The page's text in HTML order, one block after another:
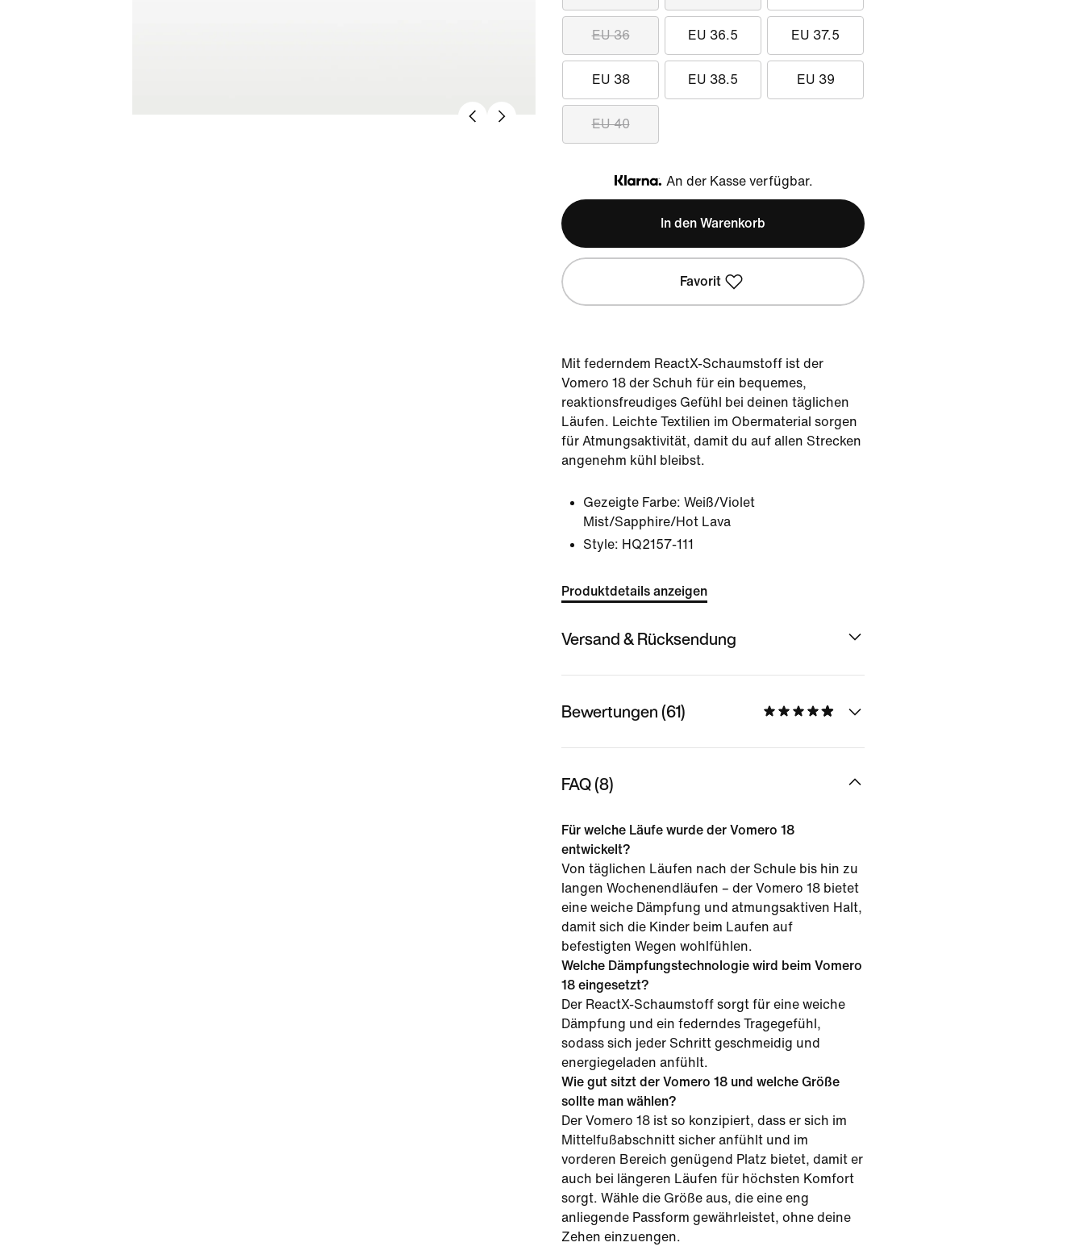
EU 36 EU 36.5 EU 37.5
EU 38 EU 38.5 EU 39
EU 40
Klarna
An der Kasse verfügbar.
In den Warenkorb
Favorit
Mit federndem ReactX-Schaumstoff ist der
Vomero 18 der Schuh für ein bequemes,
reaktionsfreudiges Gefühl bei deinen täglichen
Läufen. Leichte Textilien im Obermaterial sorgen
für Atmungsaktivität, damit du auf allen Strecken
angenehm kühl bleibst.
Gezeigte Farbe: Weiß/Violet
Mist/Sapphire/Hot Lava
Style: HQ2157-111
Produktdetails anzeigen
Versand & Rücksendung
Bewertungen (61)
FAQ (8)
Für welche Läufe wurde der Vomero 18
entwickelt?
Von täglichen Läufen nach der Schule bis hin zu
langen Wochenendläufen – der Vomero 18 bietet
eine weiche Dämpfung und atmungsaktiven Halt,
damit sich die Kinder beim Laufen auf
befestigten Wegen wohlfühlen.
Welche Dämpfungstechnologie wird beim Vomero
18 eingesetzt?
Der ReactX-Schaumstoff sorgt für eine weiche
Dämpfung und ein federndes Tragegefühl,
sodass sich jeder Schritt geschmeidig und
energiegeladen anfühlt.
Wie gut sitzt der Vomero 18 und welche Größe
sollte man wählen?
Der Vomero 18 ist so konzipiert, dass er sich im
Mittelfußabschnitt sicher anfühlt und im
vorderen Bereich genügend Platz bietet, damit er
auch bei längeren Läufen für höchsten Komfort
sorgt. Wähle die Größe aus, die eine eng
anliegende Passform gewährleistet, ohne deine
Zehen einzuengen.